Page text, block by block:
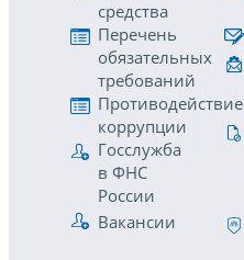
средства
Перечень
обязательных
требований
Противодействие
коррупции
Госслужба
в ФНС
России
Вакансии